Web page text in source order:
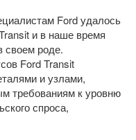
Ford удалось
и в наше время
роде.
Ford Transit
и узлами,
требованиям к уровню
спроса,